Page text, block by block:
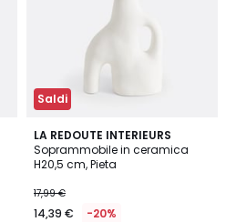
Saldi
LA REDOUTE INTERIEURS
Soprammobile in ceramica
H20,5 cm, Pieta
17,99 €
14,39 € -20%
5
/
5